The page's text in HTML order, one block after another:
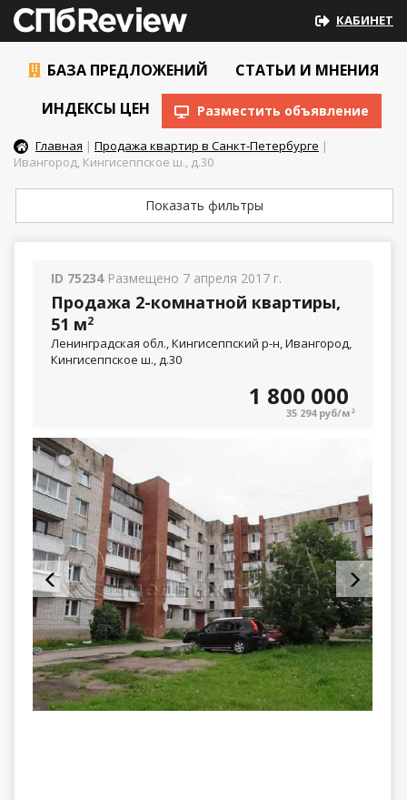
КАБИНЕТ
БАЗА ПРЕДЛОЖЕНИЙ
СТАТЬИ И МНЕНИЯ
ИНДЕКСЫ ЦЕН
Разместить объявление
Главная | Продажа квартир в Санкт-Петербурге |
Ивангород, Кингисеппское ш., д.30
Показать фильтры
ID 75234Размещено 7 апреля 2017 г.
Продажа 2-комнатной квартиры,
51 м2
Ленинградская обл., Кингисеппский р-н, Ивангород,
Кингисеппское ш., д.30
1 800 000
35 294 руб/м 2